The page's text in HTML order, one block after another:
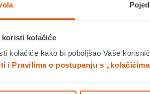
koristi kolačiće
kolačiće kako bi poboljšao Vaše
i Pravilima o postupanju s